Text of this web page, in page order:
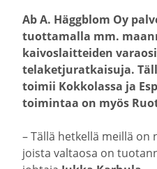
Ab A. Häggblom Oy
tuotta­malla mm.
kaivos­lait­teiden
telaket­ju­rat­kaisuja.
toimii Kokko­lassa ja
toimintaa on myös
– Tällä hetkellä meillä on
joista valtaosa on